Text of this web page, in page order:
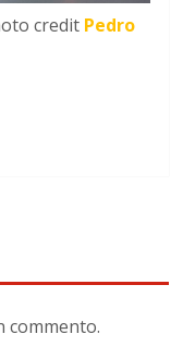
credit Pedro
commento.